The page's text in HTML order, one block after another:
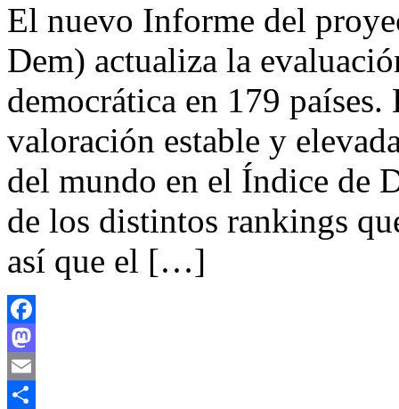
El nuevo Informe del
Dem) actualiza la
democrática en 179
valoración estable y
del mundo en el Índice de
de los distintos rankings
así que el […]
Facebook
Mastodon
Email